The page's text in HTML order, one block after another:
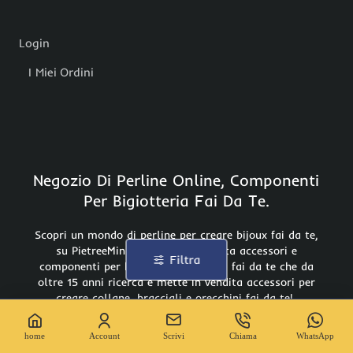
home Account Scrivi Chiama WhatsApp
Login
I Miei Ordini
Negozio Di Perline Online, Componenti
Per Bigiotteria Fai Da Te.
Scopri un mondo di perline per creare bijoux fai da te,
su PietreeMinuterie.com in vendita accessori e
componenti per bigiotteria e gioielli fai da te che da
oltre 15 anni ricerca e mette in vendita accessori per
creare collane, bracciali e orecchini fai da te!
Con oltre 10.000 prodotti in pronta consegna siamo
Leader sul web!
Filtra